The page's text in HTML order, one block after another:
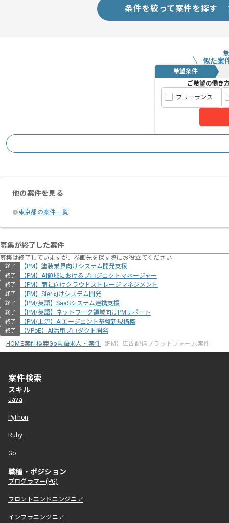
条件を絞って案件を探す
似た案
希望条件
ご希望の働き
フリーランス
他の案件を見る
東京都の案件一覧
募集が終了した案件
募集は終了していますが、参画先を探す際にお役立てください
終了 【PM】塗装業界向けシステム開発支援
終了 【PM】AI領域におけるプロジェクトマネージャー
終了 【PM】商社向けクラウドストレージマネジメント
終了 【PM】SIer向けシステム開発
終了 【PM/英語】SaaSシステム連携支援
終了 【PM/英語】ネットワーク領域向けPMサポート
終了 【PM/上流】AIエージェント基盤新規構築
終了
【VPoE】AI活用プロダクト開発
HOME案件検索Go言語求人・案件 【PM】広告配信プラットフォーム案件
案件検索
スキル
Java
Python
Ruby
Go
職種・ポジション
プログラマー(PG)
フロントエンドエンジニア
インフラエンジニア